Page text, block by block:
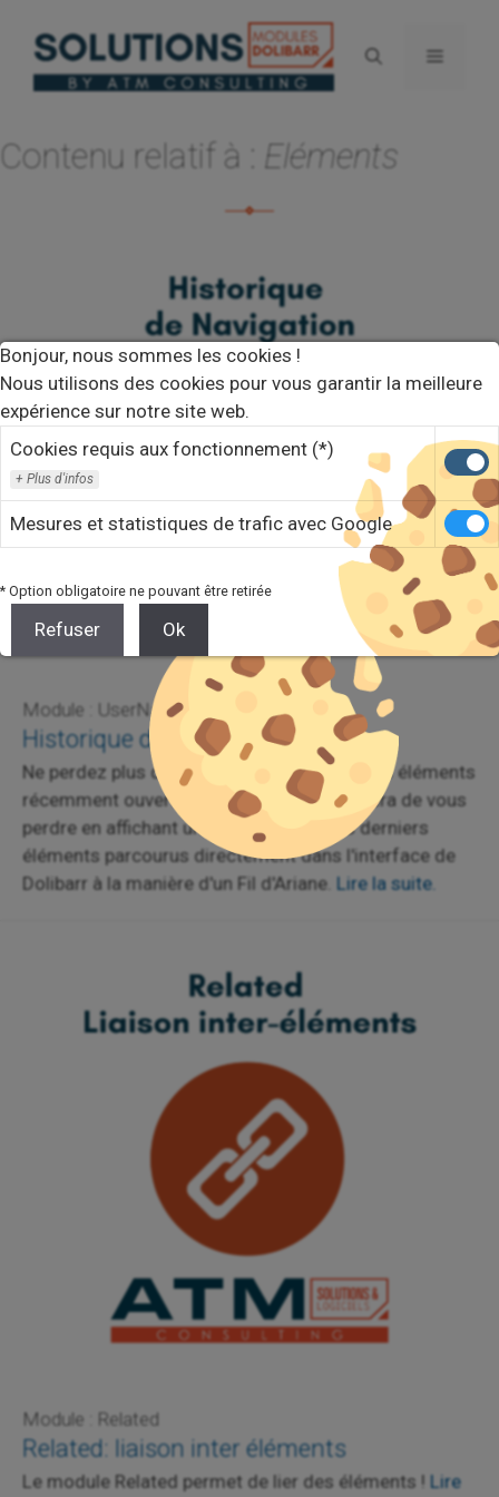
contenu
Contenu relatif à : Eléments
Module : UserNavHistory
Historique de navigation
Ne perdez plus de temps en recherchant vos éléments
récemment ouverts ! Ce module vous évitera de vous
perdre en affichant un raccourci vers les derniers
éléments parcourus directement dans l'interface de
Dolibarr à la manière d'un Fil d'Ariane. Lire la suite.
Module : Related
Related: liaison inter éléments
Le module Related permet de lier des éléments ! Lire
Bonjour, nous sommes les cookies !
Nous utilisons des cookies pour vous garantir la meilleure
expérience sur notre site web.
Cookies requis aux fonctionnement (*)
Plus d'infos
Mesures et statistiques de trafic avec Google
* Option obligatoire ne pouvant être retirée
Refuser Ok